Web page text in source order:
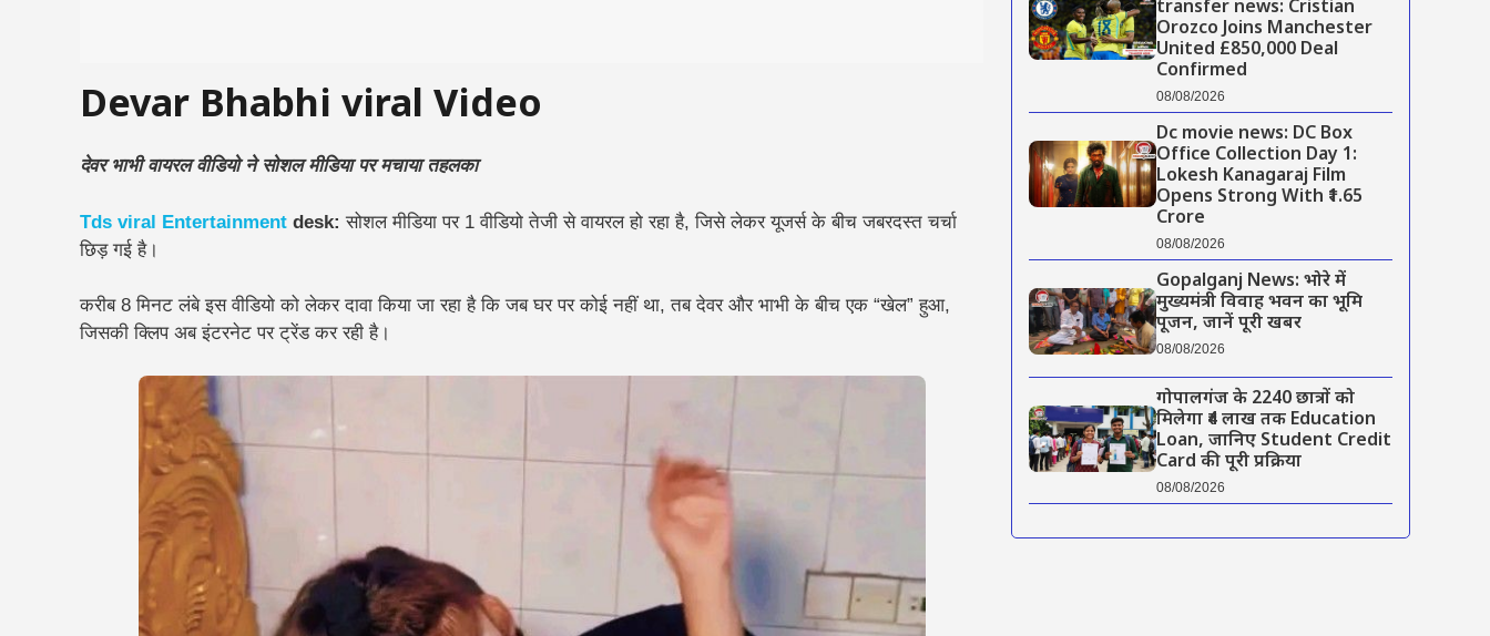
Devar Bhabhi viral Video
देवर भाभी वायरल वीडियो ने सोशल मीडिया पर मचाया तहलका
Tds viral Entertainment desk: सोशल मीडिया पर 1 वीडियो तेजी से वायरल हो रहा है, जिसे लेकर यूजर्स के बीच जबरदस्त चर्चा
छिड़ गई है।
करीब 8 मिनट लंबे इस वीडियो को लेकर दावा किया जा रहा है कि जब घर पर कोई नहीं था, तब देवर और भाभी के बीच एक “खेल” हुआ,
जिसकी क्लिप अब इंटरनेट पर ट्रेंड कर रही है।
transfer news: Cristian
Orozco Joins Manchester
United £850,000 Deal
Confirmed
08/08/2026
Dc movie news: DC Box
Office Collection Day 1:
Lokesh Kanagaraj Film
Opens Strong With ₹1.65
Crore
08/08/2026
Gopalganj News: भोरे में
मुख्यमंत्री विवाह भवन का भूमि
पूजन, जानें पूरी खबर
08/08/2026
गोपालगंज के 2240 छात्रों को
मिलेगा ₹4 लाख तक Education
Loan, जानिए Student Credit
Card की पूरी प्रक्रिया
08/08/2026